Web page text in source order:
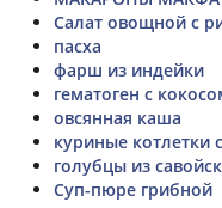
Салат овощной с
пасха
фарш из индейки
гематоген с
овсянная каша
куриные котлетки
голубцы из
Суп-пюре грибной